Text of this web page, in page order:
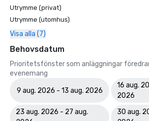
Utrymme (privat)
Utrymme (utomhus)
Visa alla (7)
Behovsdatum
Prioritetsfönster som anläggningar
evenemang
9 aug. 2026 - 13 aug. 2026
16 aug.
2026
23 aug. 2026 - 27 aug.
30 aug.